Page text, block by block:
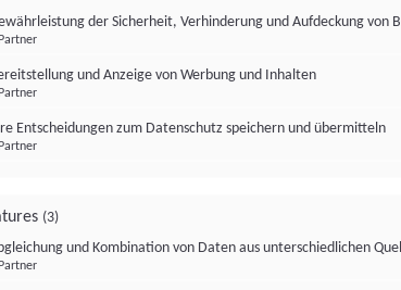
der Sicherheit, Verhinderung und Aufdeckung von
und Anzeige von Werbung und Inhalten
Entscheidungen zum Datenschutz speichern und übermitteln
(3)
und Kombination von Daten aus unterschiedlichen